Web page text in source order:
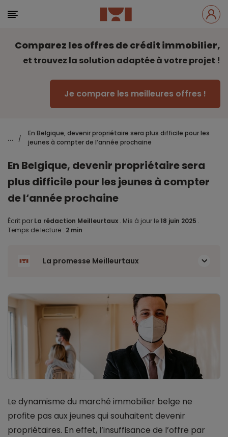
Comparez les offres de crédit immobilier,
et trouvez la solution adaptée à votre projet !
Je compare les meilleures offres !
... /
En Belgique, devenir propriétaire sera plus difficile pour les
jeunes à compter de l‘année prochaine
En Belgique, devenir propriétaire sera
plus difficile pour les jeunes à compter
de l‘année prochaine
Écrit par La rédaction Meilleurtaux . Mis à jour le 18 juin 2025 .
Temps de lecture : 2 min
La promesse Meilleurtaux
Le dynamisme du marché immobilier belge ne
profite pas aux jeunes qui souhaitent devenir
propriétaires. En effet, l’insuffisance de l’offre par